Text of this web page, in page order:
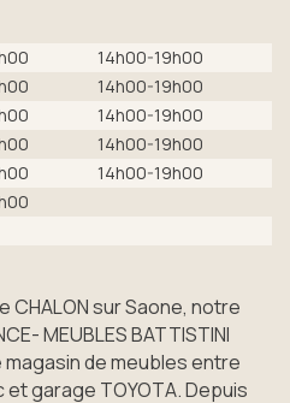
14h00-19h00
14h00-19h00
14h00-19h00
14h00-19h00
14h00-19h00
CHALON sur Saone, notre
MEUBLES BATTISTINI
magasin de meubles entre
garage TOYOTA. Depuis